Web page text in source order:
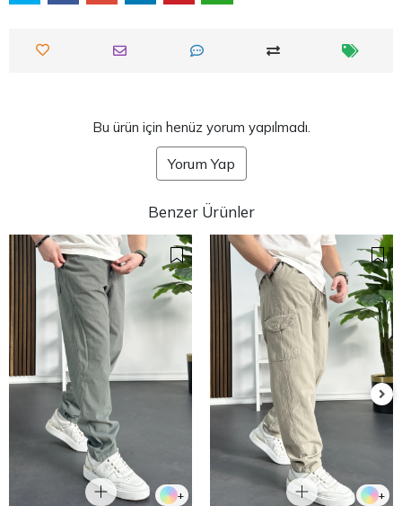
Bu ürün için henüz yorum yapılmadı.
Yorum Yap
Benzer Ürünler
+
+